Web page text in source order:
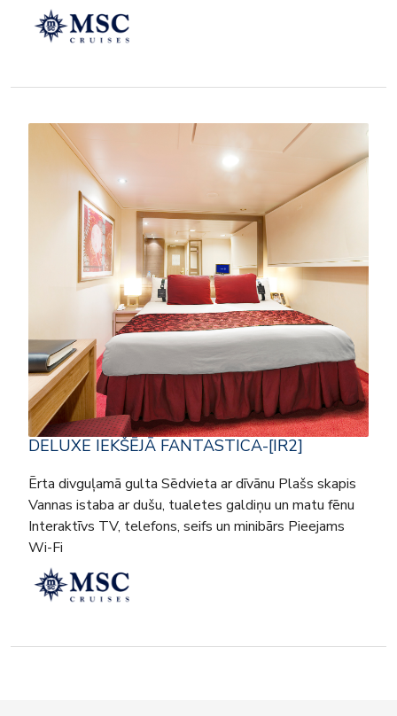
DELUXE IEKŠĒJĀ FANTASTICA-[IR2]
Ērta divguļamā gulta Sēdvieta ar dīvānu Plašs skapis
Vannas istaba ar dušu, tualetes galdiņu un matu fēnu
Interaktīvs TV, telefons, seifs un minibārs Pieejams
Wi-Fi